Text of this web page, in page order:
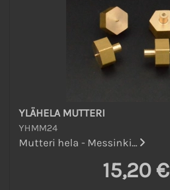
YLÄHELA MUTTERI
YHMM24
Mutteri hela - Messinki...
15,20 €